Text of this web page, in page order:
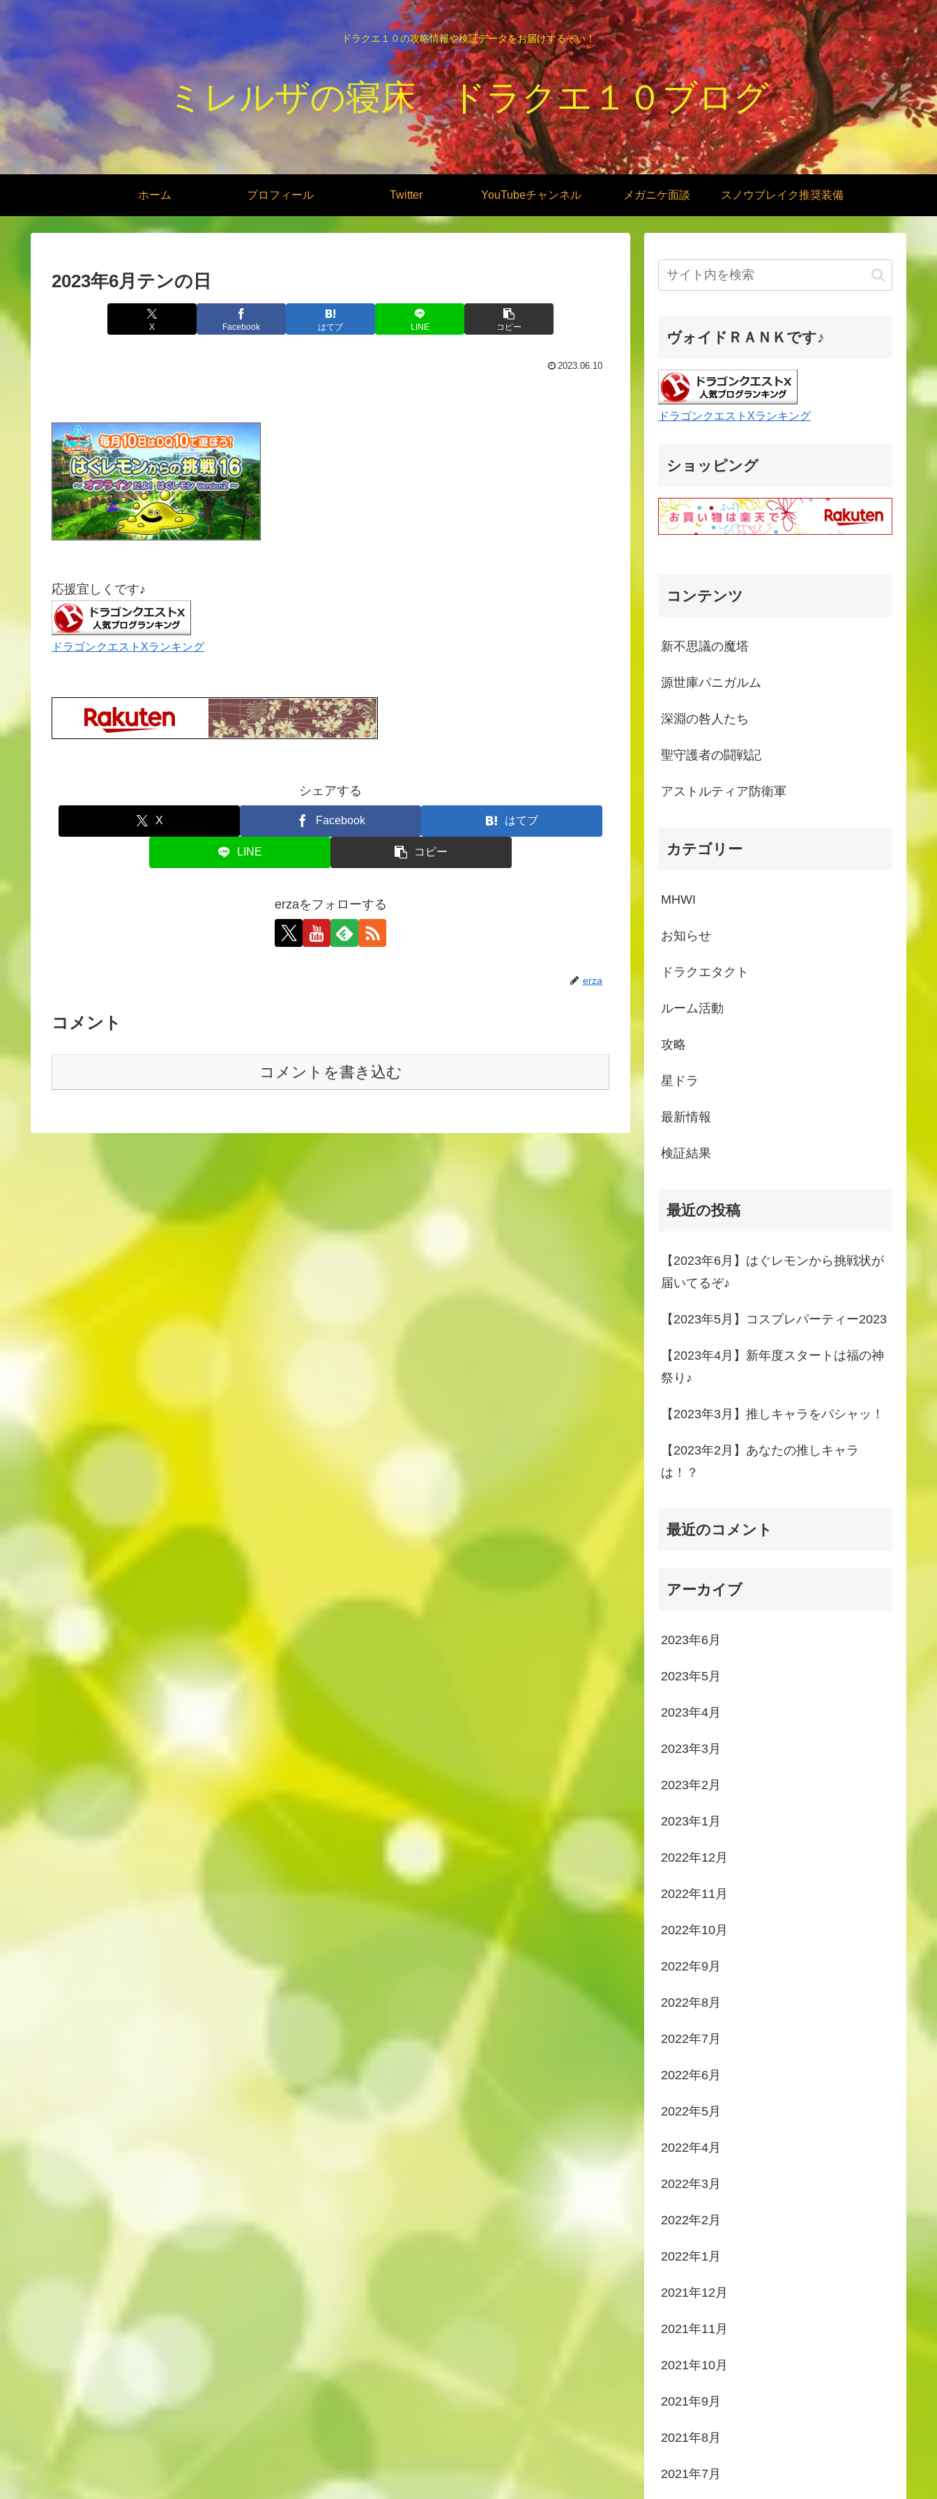
ドラクエ１０の攻略情報や検証データをお届けするぞい！
ミレルザの寝床 ドラクエ１０ブログ
ホーム プロフィール Twitter YouTubeチャンネル メガニケ面談 スノウブレイク推奨装備
2023年6月テンの日
X Facebook はてブ LINE コピー
2023.06.10
応援宜しくです♪
ドラゴンクエストXランキング
シェアする
X Facebook はてブ
LINE コピー
erzaをフォローする
erza
コメント
コメントを書き込む
ヴォイドＲＡＮＫです♪
ドラゴンクエストXランキング
ショッピング
コンテンツ
新不思議の魔塔
源世庫パニガルム
深淵の咎人たち
聖守護者の闘戦記
アストルティア防衛軍
カテゴリー
MHWI
お知らせ
ドラクエタクト
ルーム活動
攻略
星ドラ
最新情報
検証結果
最近の投稿
【2023年6月】はぐレモンから挑戦状が
届いてるぞ♪
【2023年5月】コスプレパーティー2023
【2023年4月】新年度スタートは福の神
祭り♪
【2023年3月】推しキャラをパシャッ！
【2023年2月】あなたの推しキャラ
は！？
最近のコメント
アーカイブ
2023年6月
2023年5月
2023年4月
2023年3月
2023年2月
2023年1月
2022年12月
2022年11月
2022年10月
2022年9月
2022年8月
2022年7月
2022年6月
2022年5月
2022年4月
2022年3月
2022年2月
2022年1月
2021年12月
2021年11月
2021年10月
2021年9月
2021年8月
2021年7月